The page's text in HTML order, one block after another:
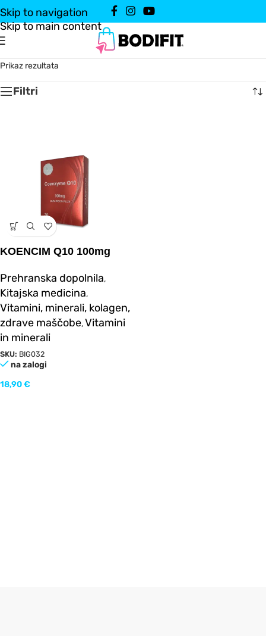
Skip to navigation
Skip to main content
Prikaz rezultata
Filtri
KOENCIM Q10 100mg
Prehranska dopolnila,
Kitajska medicina,
Vitamini, minerali, kolagen,
zdrave maščobe,Vitamini
in minerali
SKU: BIG032
na zalogi
18,90€